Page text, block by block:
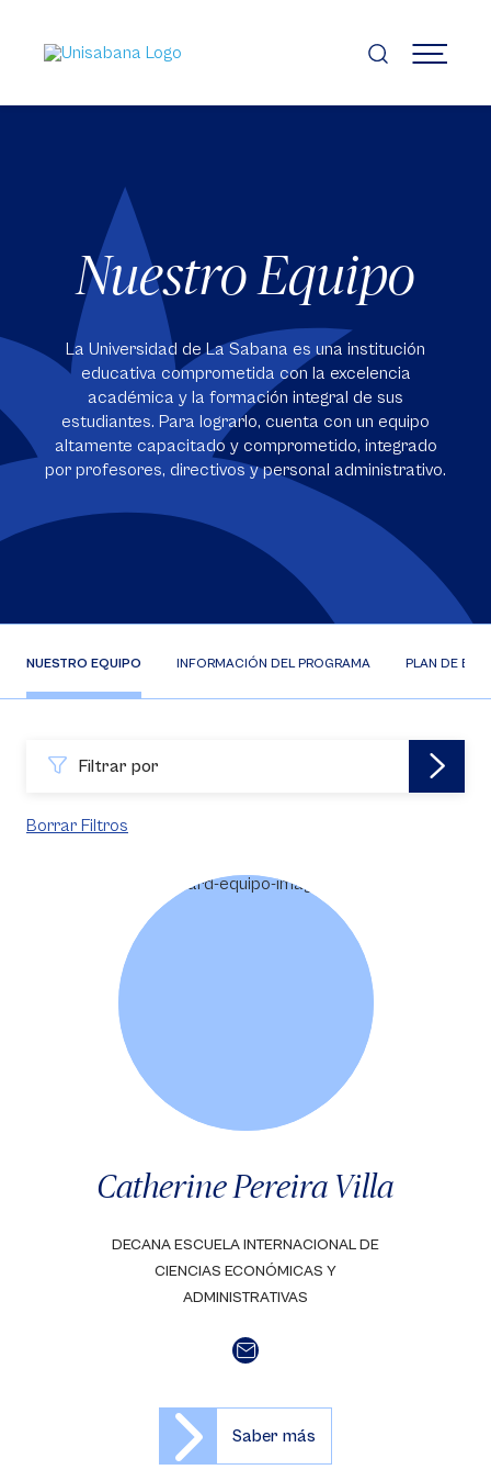
contenido
principal
MENÚ
Nuestro Equipo
La Universidad de La Sabana es una institución
educativa comprometida con la excelencia
académica y la formación integral de sus
estudiantes. Para lograrlo, cuenta con un equipo
altamente capacitado y comprometido, integrado
por profesores, directivos y personal administrativo.
NUESTRO EQUIPO INFORMACIÓN DEL PROGRAMA PLAN DE
Filtrar por
Borrar Filtros
Catherine Pereira Villa
DECANA ESCUELA INTERNACIONAL DE
CIENCIAS ECONÓMICAS Y
ADMINISTRATIVAS
Saber más